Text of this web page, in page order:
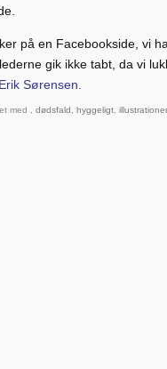
på en Facebookside, vi
gik ikke tabt, da vi
Sørensen
med , dødsfald hyggeligt illustrationer